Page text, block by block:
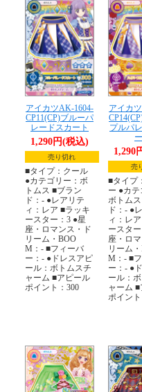
アイカツAK-1604-
CP11(CP)ブルーパ
レードスカート
1,290円(税込)
売り切れ
■タイプ：クール
●カテゴリー：ボ
トムス ■ブラン
ド：- ●レアリテ
ィ：レア ■ラッキ
ースター：3 ●星
座・ロマンス・ド
リーム・BOO
M：- ■フィーバ
ー：- ●ドレスアピ
ール：ボトムスチ
ャーム ■アピール
ポイント：300
アイカ
プルパ
1,290
売
■タイプ
ー ●カ
ボトム
ド：- ●
ィ：レ
ースタ
座・ロ
リーム
M：- ■
ー：- ●
ール：
ャーム
ポイン